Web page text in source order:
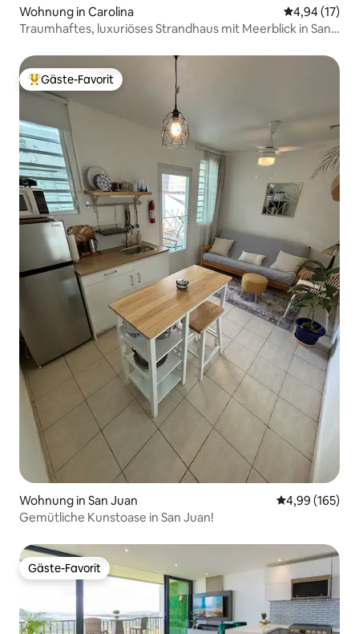
Wohnung in Carolina
4,94 (17)
Traumhaftes, luxuriöses Strandhaus mit Meerblick in San
Beliebter Gäste-Favorit.
Gäste-Favorit
Wohnung in San Juan
4,99 (165)
Gemütliche Kunstoase in San Juan!
Gäste-Favorit
Gäste-Favorit